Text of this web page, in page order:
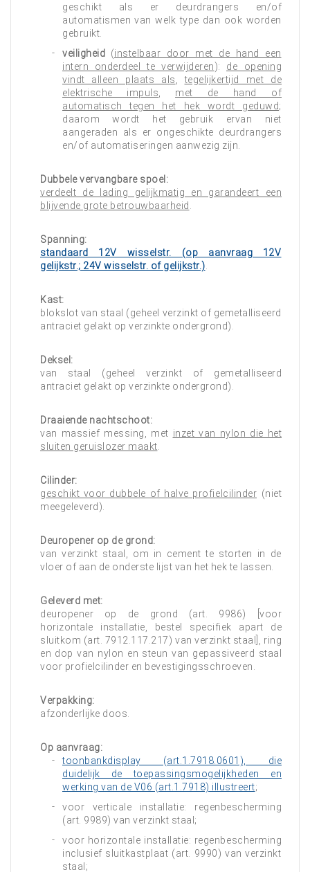
geschikt als er deurdrangers en/of
automatismen van welk type dan ook worden
gebruikt.
veiligheid
(instelbaar door met de hand een
intern onderdeel te verwijderen): de opening
vindt alleen plaats als ,tegelijkertijd met de
elektrische impuls
met de hand of
automatisch tegen het hek wordt geduwd;
daarom wordt het gebruik ervan niet
aangeraden als er ongeschikte deurdrangers
en/of automatiseringen aanwezig zijn.
Dubbele vervangbare spoel:
verdeelt de lading gelijkmatig en garandeert een
blijvende grote betrouwbaarheid
Spanning:
standaard 12V wisselstr. (op aanvraag 12V
gelijkstr.; 24V wisselstr. of gelijkstr.)
Kast:
blokslot van staal (geheel verzinkt of gemetalliseerd
antraciet gelakt op verzinkte ondergrond).
Deksel:
van staal (geheel verzinkt of gemetalliseerd
antraciet gelakt op verzinkte ondergrond).
Draaiende nachtschoot:
van massief messing, met inzet van nylon die het
sluiten geruislozer maakt
Cilinder:
geschikt voor dubbele of halve profielcilinder (niet
meegeleverd).
Deuropener op de grond:
van verzinkt staal, om in cement te storten in de
vloer of aan de onderste lijst van het hek te lassen.
Geleverd met:
deuropener op de grond (art. 9986) [voor
horizontale installatie, bestel specifiek apart de
sluitkom (art. 7912.117.217) van verzinkt staal], ring
en dop van nylon en steun van gepassiveerd staal
voor profielcilinder en bevestigingsschroeven.
Verpakking:
afzonderlijke doos.
Op aanvraag:
toonbankdisplay (art.1.7918.0601), die
duidelijk de toepassingsmogelijkheden en
werking van de V06 (art.1.7918) illustreert;
voor verticale installatie: regenbescherming
(art. 9989) van verzinkt staal;
voor horizontale installatie: regenbescherming
inclusief sluitkastplaat (art. 9990) van verzinkt
staal;